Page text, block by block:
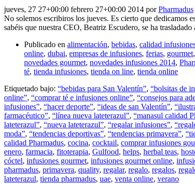
jueves, 27 27+00:00 febrero 27+00:00 2014 porPharmadus
No solemos escribiros los jueves. Es cierto que dedicamos
sabéis que nuestra CEO, Beatriz Escudero, se ha
Publicado en alimentación, bebidas, calidad
online, dubai, empresas de infusiones, ferias, gourmet,
novedades gourmet, novedades infusiones 2014,
té, tienda infusiones, tienda on line, tienda online
Etiquetado bajo: “bebidas para San Valentín”, “bolsitas de
online”, “comprar té e infusiones online”, “consejos para
infusiones”, “hacer deporte”, “ideas de san Valentín”,
farmacéutico”, “línea nueva lateterazul”, “manasul calidad
lateterazul”, “nueva lateterazul”, “regalar infusiones”,
moda”, “tendencias deportivas”, “tendencias primavera”,
calidad Pharmadus, cocina, cocktail, comprar infusiones
enero, farmacia, fitoterapia, Gulfood, helps, herbal teas,
cóctel, infusiones gourmet, infusiones gourmet online,
pharmadus, primavera, quality, regalar, regalo, regalos,
lateterazul, tienda pharmadus, uae, venta online, verano